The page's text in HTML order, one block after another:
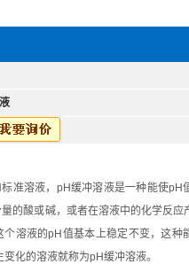
准溶液，pH缓冲溶液是一种能使pH
的酸或碱，或者在溶液中的化学反应
溶液的pH值基本上稳定不变，这种
化的溶液就称为pH缓冲溶液。